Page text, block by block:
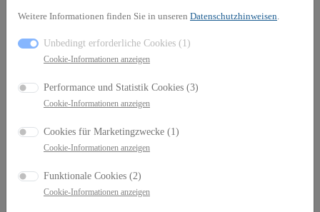
Nürburgring (D) - Oldtimer Grand-Prix
Nürburgring
29.-30. August 2026 Red Bull Ring (A)
16.-18. Oktober 2026Jochpass Oldtimer Memorial Bad Hindelang
Weitere Informationen finden Sie in unseren Datenschutzhinweisen
Unbedingt erforderliche Cookies (1)
Cookie-Informationen anzeigen
Performance und Statistik Cookies (3)
Cookie-Informationen anzeigen
Cookies für Marketingzwecke (1)
Cookie-Informationen anzeigen
Funktionale Cookies (2)
Cookie-Informationen anzeigen